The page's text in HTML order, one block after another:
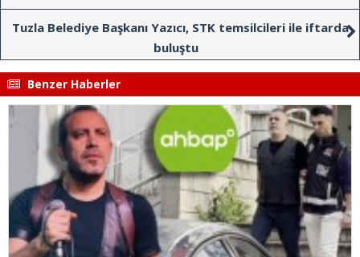
Tuzla Belediye Başkanı Yazıcı, STK temsilcileri ile iftarda
buluştu
Benzer Haberler